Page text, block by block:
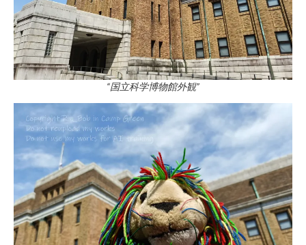
“国立科学博物館外観”